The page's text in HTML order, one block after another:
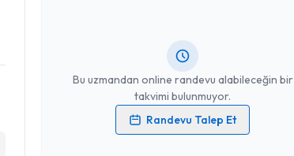
Bu uzmandan online randevu alabileceğin bir
takvimi bulunmuyor.
Randevu Talep Et
Kişisel verilerimin işlenmesine ilişkinAydınlatma